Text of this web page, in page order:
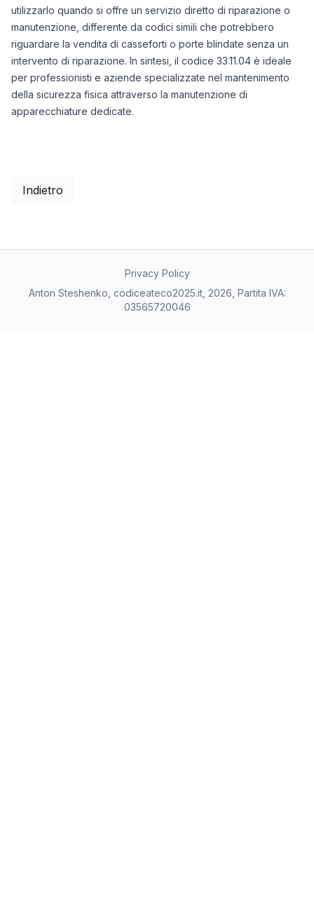
utilizzarlo quando si offre un servizio diretto di riparazione o
manutenzione, differente da codici simili che potrebbero
riguardare la vendita di casseforti o porte blindate senza un
intervento di riparazione. In sintesi, il codice 33.11.04 è ideale
per professionisti e aziende specializzate nel mantenimento
della sicurezza fisica attraverso la manutenzione di
apparecchiature dedicate.
Indietro
Privacy Policy
Anton Steshenko, codiceateco2025.it, 2026, Partita IVA:
03565720046